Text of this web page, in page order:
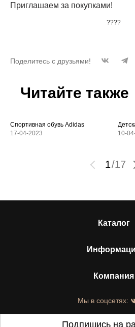
Приглашаем за покупками!
????
Поделитесь с друзьями!
Читайте также
Спортивная обувь Adidas
17-04-2023
10-
1/17
Каталог
Компания
Мы в соцсетях:
Подпишись на